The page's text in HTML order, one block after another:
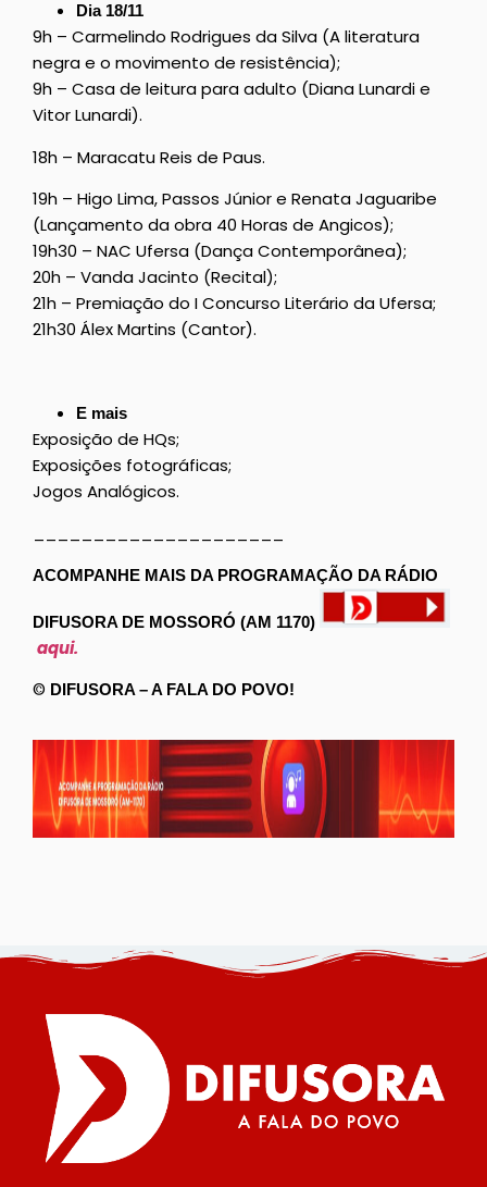
Dia 18/11
9h – Carmelindo Rodrigues da Silva (A literatura
negra e o movimento de resistência);
9h – Casa de leitura para adulto (Diana Lunardi e
Vitor Lunardi).
18h – Maracatu Reis de Paus.
19h – Higo Lima, Passos Júnior e Renata Jaguaribe
(Lançamento da obra 40 Horas de Angicos);
19h30 – NAC Ufersa (Dança Contemporânea);
20h – Vanda Jacinto (Recital);
21h – Premiação do I Concurso Literário da Ufersa;
21h30 Álex Martins (Cantor).
E mais
Exposição de HQs;
Exposições fotográficas;
Jogos Analógicos.
ACOMPANHE MAIS DA PROGRAMAÇÃO DA RÁDIO
DIFUSORA DE MOSSORÓ (AM 1170)
aqui.
© DIFUSORA – A FALA DO POVO!